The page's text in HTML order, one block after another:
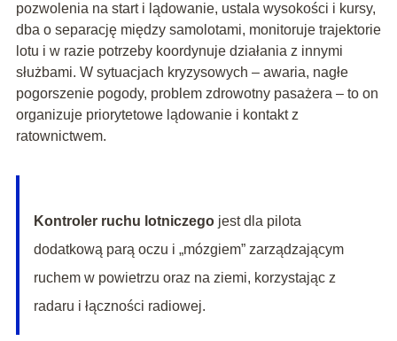
pozwolenia na start i lądowanie, ustala wysokości i kursy,
dba o separację między samolotami, monitoruje trajektorie
lotu i w razie potrzeby koordynuje działania z innymi
służbami. W sytuacjach kryzysowych – awaria, nagłe
pogorszenie pogody, problem zdrowotny pasażera – to on
organizuje priorytetowe lądowanie i kontakt z
ratownictwem.
Kontroler ruchu lotniczegojest dla pilota
dodatkową parą oczu i „mózgiem” zarządzającym
ruchem w powietrzu oraz na ziemi, korzystając z
radaru i łączności radiowej.